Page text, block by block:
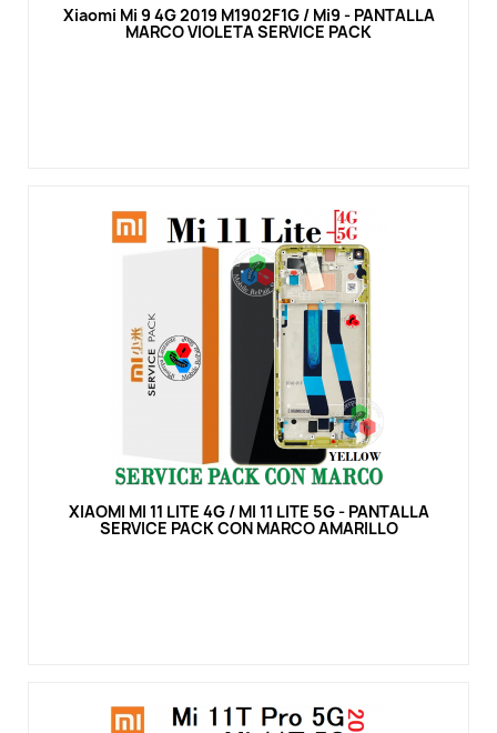
Vista rápida
Xiaomi Mi 9 4G 2019 M1902F1G / Mi9 - PANTALLA
MARCO VIOLETA SERVICE PACK
Vista rápida
XIAOMI MI 11 LITE 4G / MI 11 LITE 5G - PANTALLA
SERVICE PACK CON MARCO AMARILLO